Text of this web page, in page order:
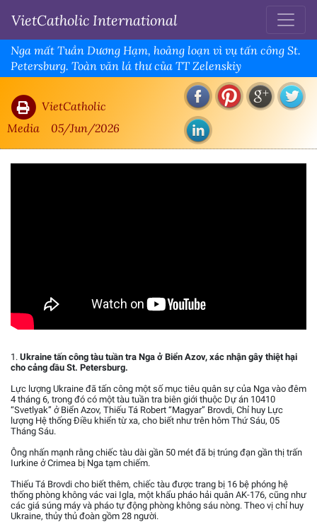
VietCatholic International
Nga mất Tuần Dương Hạm, hoảng loạn vì vụ tấn công St.
Petersburg. Toàn văn lá thư của TT Zelenskiy
VietCatholic
Media
05/Jun/2026
1. Ukraine tấn công tàu tuần tra Nga ở Biển Azov, xác nhận gây thiệt hại
cho cảng dầu St. Petersburg.
Lực lượng Ukraine đã tấn công một số mục tiêu quân sự của Nga vào đêm
4 tháng 6, trong đó có một tàu tuần tra biên giới thuộc Dự án 10410
“Svetlyak” ở Biển Azov, Thiếu Tá Robert “Magyar” Brovdi, Chỉ huy Lực
lượng Hệ thống Điều khiển từ xa, cho biết như trên hôm Thứ Sáu, 05
Tháng Sáu.
Ông nhấn mạnh rằng chiếc tàu dài gần 50 mét đã bị trúng đạn gần thị trấn
Iurkine ở Crimea bị Nga tạm chiếm.
Thiếu Tá Brovdi cho biết thêm, chiếc tàu được trang bị 16 bệ phóng hệ
thống phòng không vác vai Igla, một khẩu pháo hải quân AK-176, cũng như
các giá súng máy và pháo tự động phòng không sáu nòng. Theo vị chỉ huy
Ukraine, thủy thủ đoàn gồm 28 người.